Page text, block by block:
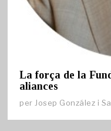
La força de la
aliances
perJosep González i